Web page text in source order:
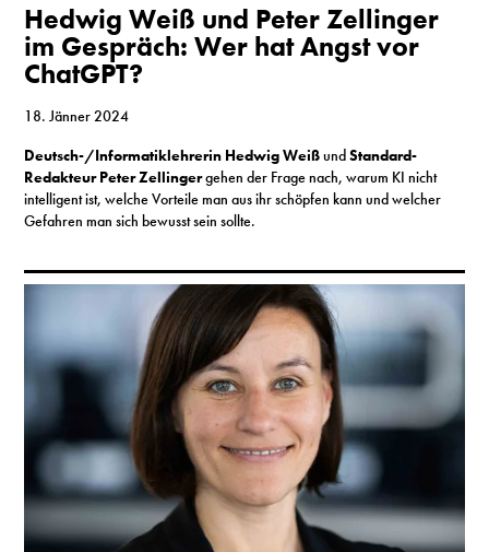
Hedwig Weiß und Peter Zellinger
im Gespräch: Wer hat Angst vor
ChatGPT?
18. Jänner 2024
Deutsch-/Informatiklehrerin Hedwig WeißundStandard-
Redakteur Peter Zellingergehen der Frage nach, warum KI nicht
intelligent ist, welche Vorteile man aus ihr schöpfen kann und welcher
Gefahren man sich bewusst sein sollte.